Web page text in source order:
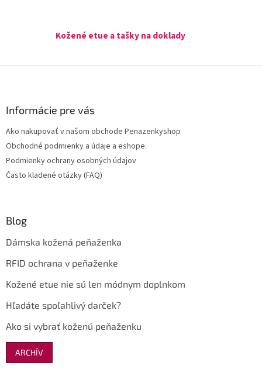
Kožené etue a tašky na doklady
Informácie pre vás
Ako nakupovať v našom obchode Penazenkyshop
Obchodné podmienky a údaje a eshope.
Podmienky ochrany osobných údajov
Často kladené otázky (FAQ)
Blog
Dámska kožená peňaženka
RFID ochrana v peňaženke
Kožené etue nie sú len módnym doplnkom
Hľadáte spoľahlivý darček?
Ako si vybrať koženú peňaženku
ARCHÍV